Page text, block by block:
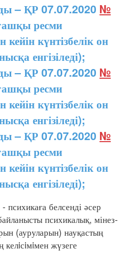
– ҚР 07.07.2020 №
ресми
күнтізбелік он
енгізіледі);
– ҚР 07.07.2020 №
ресми
күнтізбелік он
енгізіледі);
– ҚР 07.07.2020 №
ресми
күнтізбелік он
енгізіледі);
белсенді әсер
психикалық, мінез-
(ауруларын) науқастың
келiсiмiмен жүзеге